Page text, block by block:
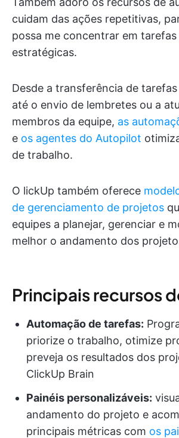
cuidam das ações repetitivas,
possa me concentrar em tarefas
estratégicas.
Desde a transferência de
até o envio de lembretes ou a
membros da equipe, as
e os agentes do Autopilot
de trabalho.
O lickUp também oferece
de gerenciamento de projetos
equipes a planejar, gerenciar e
melhor o andamento dos
Principais recursos
Automação de tarefas:
priorize o trabalho, otimize
preveja os resultados dos
ClickUp Brain
Painéis personalizáveis:
andamento do projeto e
principais métricas com os